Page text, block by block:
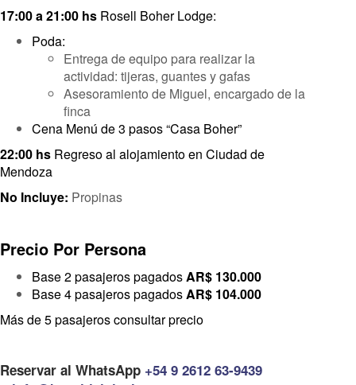
17:00 a 21:00 hs Rosell Boher Lodge:
Poda:
Entrega de equipo para realizar la
actividad: tijeras, guantes y gafas
Asesoramiento de Miguel, encargado de la
finca
Cena Menú de 3 pasos “Casa Boher”
22:00 hs Regreso al alojamiento en Ciudad de
Mendoza
No Incluye: Propinas
Precio Por Persona
Base 2 pasajeros pagadosAR$ 130.000
Base 4 pasajeros pagadosAR$ 104.000
Más de 5 pasajeros consultar precio
Reservar al WhatsApp +54 9 2612 63-9439